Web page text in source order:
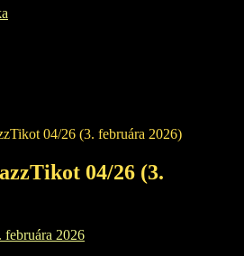
04/26 (3.
februára 2026